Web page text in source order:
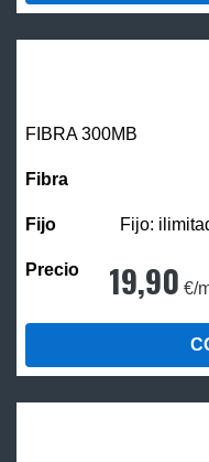
FIBRA 300MB
Fijo:
19,90 €/